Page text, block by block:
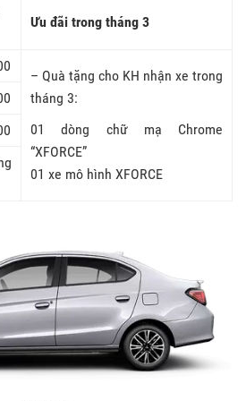
Ưu đãi trong tháng 3
– Quà tặng cho KH nhận xe trong
tháng 3:
01 dòng chữ mạ Chrome
“XFORCE”
01 xe mô hình XFORCE